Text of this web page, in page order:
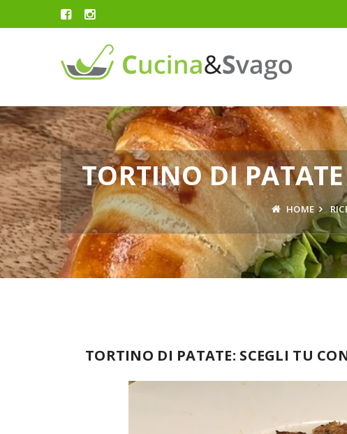
TORTINO DI
HOME
TORTINO DI PATATE: SCEGLI TU